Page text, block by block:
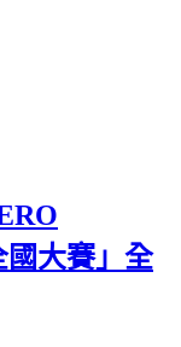
大賽」全